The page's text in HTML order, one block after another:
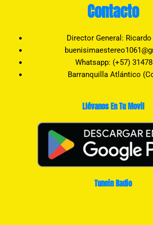
Contacto
Director General:
Whatsapp: (+57)
Barranquilla Atlántico
Llévanos En Tu Movil
Tunein Radio